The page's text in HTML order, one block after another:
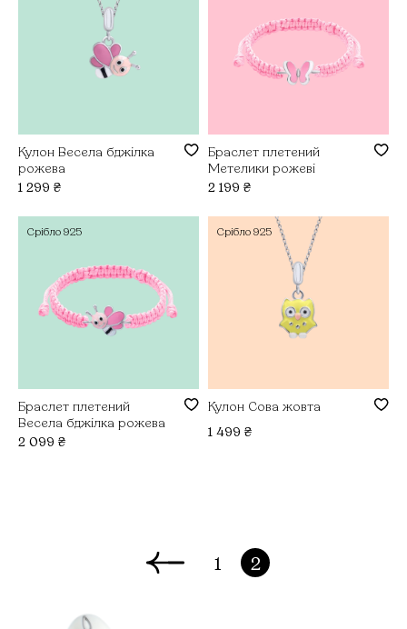
Кулон Весела бджілка
рожева
1 299 ₴
Браслет плетений
Метелики рожеві
2 199 ₴
Срібло 925
Браслет плетений
Весела бджілка рожева
2 099 ₴
Срібло 925
Кулон Сова жовта
1 499 ₴
1 2